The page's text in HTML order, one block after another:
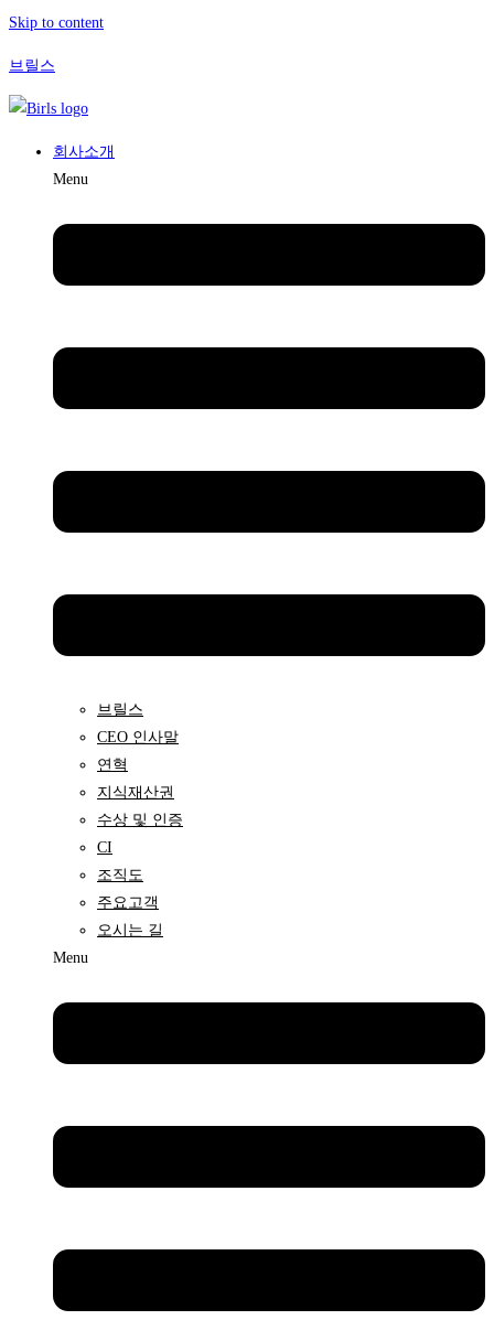
Skip to content
브릴스
회사소개
Menu
브릴스
CEO 인사말
연혁
지식재산권
수상 및 인증
CI
조직도
주요고객
오시는 길
Menu